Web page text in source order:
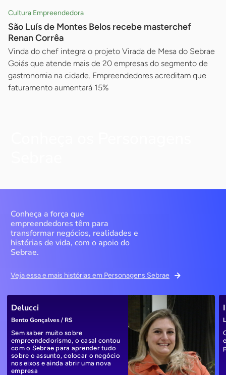
Cultura Empreendedora
São Luís de Montes Belos recebe masterchef
Renan Corrêa
Vinda do chef integra o projeto Virada de Mesa do Sebrae
Goiás que atende mais de 20 empresas do segmento de
gastronomia na cidade. Empreendedores acreditam que
faturamento aumentará 15%
Conheça a força que
empreendedores têm para
transformar negócios, realidades e
histórias de vida, com o apoio do
Sebrae.
Veja essa e mais histórias em Personagens Sebrae
Delucci
Bento Gonçalves / RS
Sem saber muito sobre
empreendedorismo, o casal contou
com o Sebrae para aprender tudo
sobre o assunto, colocar o negócio
nos eixos e ainda abrir uma nova
empresa